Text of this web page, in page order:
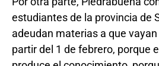
estudiantes de la provincia de
adeudan materias a que
partir del 1 de febrero, porque